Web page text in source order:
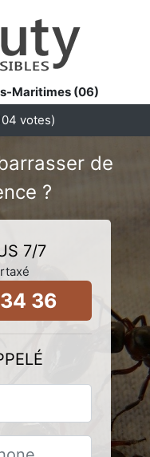
Maritimes (06)
votes)
de
?
7/7
36